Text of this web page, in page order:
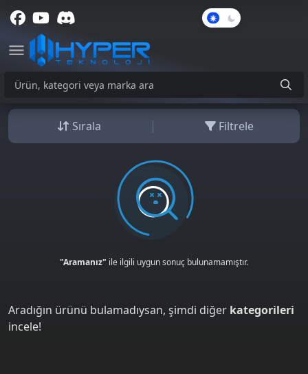
Sırala Filtrele
"Aramanız" ile ilgili uygun sonuç bulunamamıştır.
Aradığın ürünü bulamadıysan, şimdi diğer kategorileri
incele!